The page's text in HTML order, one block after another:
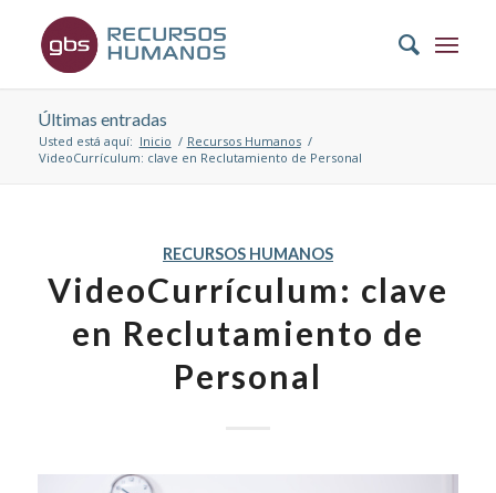
Últimas entradas
Usted está aquí: Inicio / Recursos Humanos /
VideoCurrículum: clave en Reclutamiento de Personal
RECURSOS HUMANOS
VideoCurrículum: clave
en Reclutamiento de
Personal